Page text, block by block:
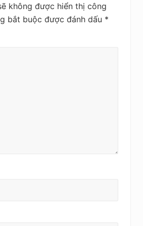
không được hiển thị công
bắt buộc được đánh dấu *